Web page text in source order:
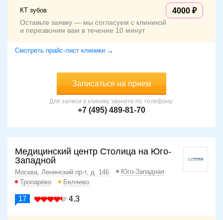
КТ зубов 4000
Оставьте заявку — мы согласуем с клиникой
и перезвоним вам в течение 10 минут
Смотреть прайс-лист клиники →
Записаться на прием
Для записи в клинику звоните по телефону:
+7 (495) 489-81-70
Медицинский центр Столица на Юго-
Западной
Москва, Ленинский пр-т, д. 146
Юго-Западная
Тропарёво
Беляево
17 4.3